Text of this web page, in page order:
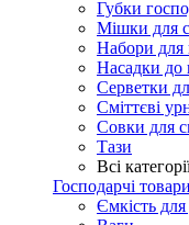
Губки
Мішки для
Набори для
Насадки до
Серветки
Сміттєві
Совки для
Тази
Всі
Господарчі товари
Ємкість